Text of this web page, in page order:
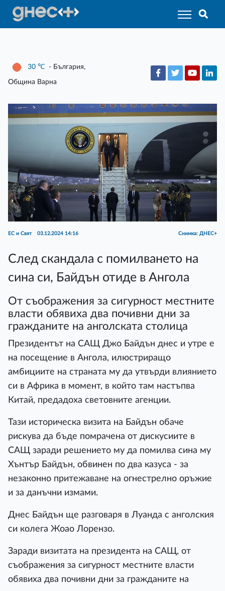
30 ℃ - България,
Община Варна
ЕС и Свят 03.12.2024 14:16 Снимка: ДНЕС+
След скандала с помилването на
сина си, Байдън отиде в Ангола
От съображения за сигурност местните
власти обявиха два почивни дни за
гражданите на анголската столица
Президентът на САЩ Джо Байдън днес и утре е
на посещение в Ангола, илюстриращо
амбициите на страната му да утвърди влиянието
си в Африка в момент, в който там настъпва
Китай, предадоха световните агенции.
Тази историческа визита на Байдън обаче
рискува да бъде помрачена от дискусиите в
САЩ заради решението му да помилва сина му
Хънтър Байдън, обвинен по два казуса - за
незаконно притежаване на огнестрелно оръжие
и за данъчни измами.
Днес Байдън ще разговаря в Луанда с анголския
си колега Жоао Лорензо.
Заради визитата на президента на САЩ, от
съображения за сигурност местните власти
обявиха два почивни дни за гражданите на